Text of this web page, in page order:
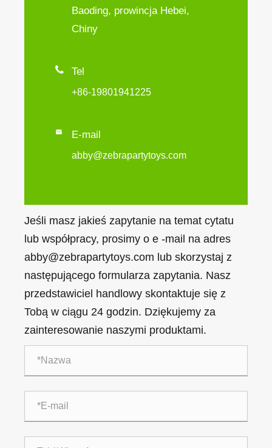
Baoding, prowincja Hebei,
Chiny
 Tel
+86-19801941225
 E-mail
abby@zebrapartytoys.com
Jeśli masz jakieś zapytanie na temat cytatu
lub współpracy, prosimy o e -mail na adres
abby@zebrapartytoys.com lub skorzystaj z
następującego formularza zapytania. Nasz
przedstawiciel handlowy skontaktuje się z
Tobą w ciągu 24 godzin. Dziękujemy za
zainteresowanie naszymi produktami.